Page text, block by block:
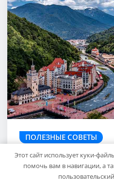
ПОЛЕЗНЫЕ СОВЕТЫ
Экскурсии в
в сердце
Этот сайт использует куки-
помочь вам в навигации, а